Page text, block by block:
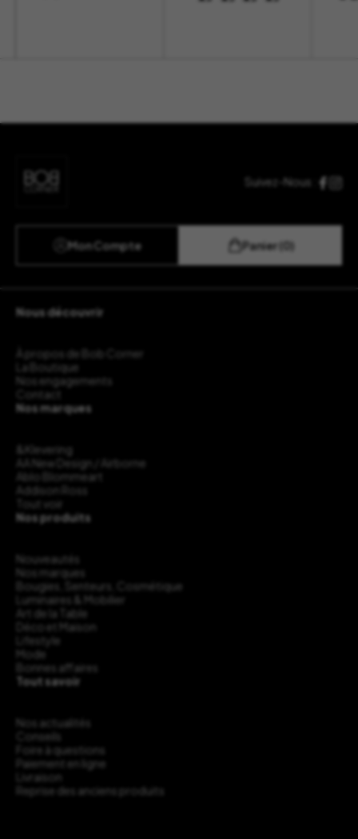
Suivez-Nous :
Mon Compte Panier (0)
Nous découvrir
À propos de Bob Corner
La Boutique
Nos engagements
Contact
Nos marques
&Klevering
AA New Design / Airborne
Ablo Blommeart
Addison Ross
Tout voir
Nos produits
Nouveautés
Nos marques
Bougies, Senteurs, Cosmétique
Luminaires & Mobilier
Art de la Table
Déco et Maison
Lifestyle
Mode
Bonnes affaires
Tout savoir
Nos actualités
Conseils
Foire à questions
Paiement en ligne
Livraison
Reprise des anciens produits